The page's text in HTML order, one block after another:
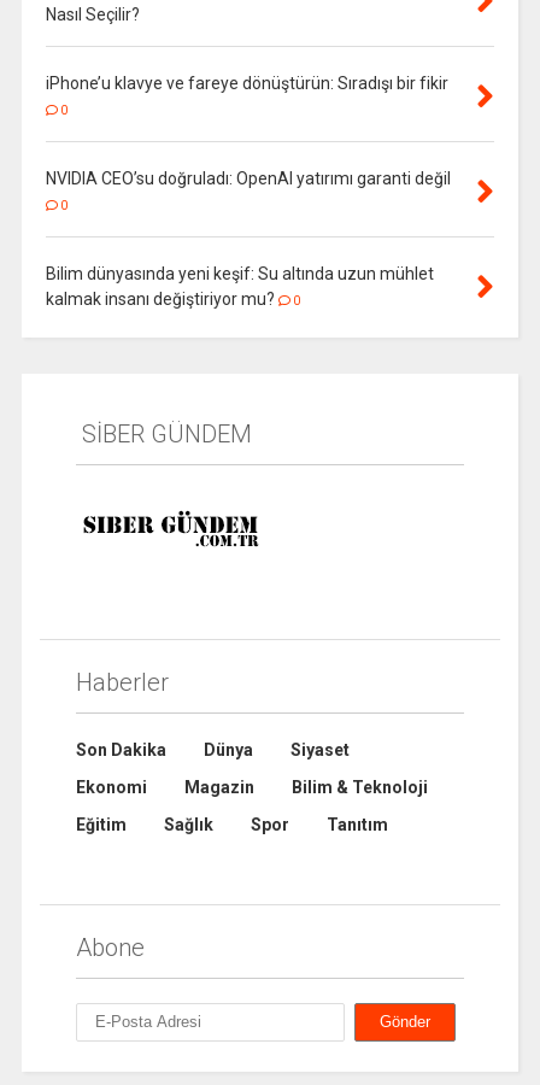
Nasıl Seçilir?
iPhone’u klavye ve fareye dönüştürün: Sıradışı bir fikir
0
NVIDIA CEO’su doğruladı: OpenAI yatırımı garanti değil
0
Bilim dünyasında yeni keşif: Su altında uzun mühlet
kalmak insanı değiştiriyor mu?
0
SİBER GÜNDEM
Haberler
Son Dakika Dünya
Siyaset
Ekonomi
Magazin
Bilim & Teknoloji
Eğitim
Sağlık Spor Tanıtım
Abone